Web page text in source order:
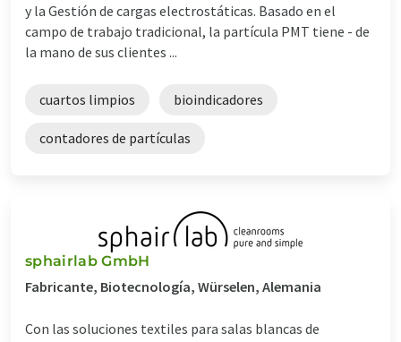
y la Gestión de cargas electrostáticas. Basado en el
campo de trabajo tradicional, la partícula PMT tiene - de
la mano de sus clientes ...
cuartos limpios bioindicadores
contadores de partículas
sphairlab GmbH
Fabricante, Biotecnología, Würselen, Alemania
Con las soluciones textiles para salas blancas de